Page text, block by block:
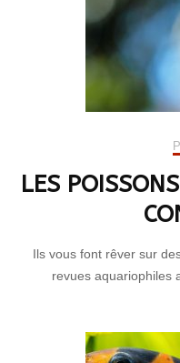
LES
Ils vous font rêver sur
revues aquariophiles